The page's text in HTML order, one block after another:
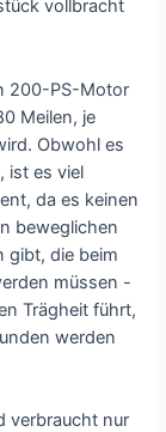
vollbracht
200-PS-Motor
Meilen, je
Obwohl es
ist es viel
da es keinen
beweglichen
gibt, die beim
müssen -
Trägheit führt,
werden
verbraucht nur